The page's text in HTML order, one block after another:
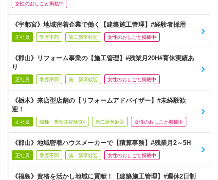
女性のおしごと掲載中
《宇都宮》地域密着企業で働く【建築施工管理】#経験者採用
正社員 学歴不問 第二新卒歓迎 女性のおしごと掲載中
《郡山》リフォーム事業の【施工管理】#残業月20H#育休実績あ
り
正社員 学歴不問 第二新卒歓迎 女性のおしごと掲載中
《栃木》来店型店舗の【リフォームアドバイザー】#未経験歓
迎！
正社員 職種・業種未経験OK 第二新卒歓迎 女性のおしごと掲載中
《郡山》地域密着ハウスメーカーで【積算事務】#残業月2～5H
正社員 学歴不問 第二新卒歓迎 女性のおしごと掲載中
《福島》資格を活かし地域に貢献！【建築施工管理】#週休2日制